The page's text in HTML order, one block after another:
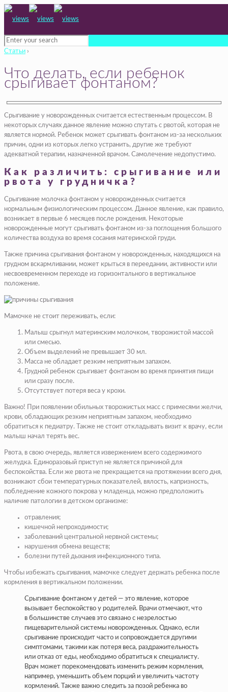
Статьи ›
Что делать, если ребенок
срыгивает фонтаном?
Срыгивание у новорожденных считается естественным процессом. В
некоторых случаях данное явление можно спутать с рвотой, которая не
является нормой. Ребенок может срыгивать фонтаном из-за нескольких
причин, одни из которых легко устранить, другие же требуют
адекватной терапии, назначенной врачом. Самолечение недопустимо.
Как различить: срыгивание или
рвота у грудничка?
Срыгивание молочка фонтаном у новорожденных считается
нормальным физиологическим процессом. Данное явление, как правило,
возникает в первые 6 месяцев после рождения. Некоторые
новорожденные могут срыгивать фонтаном из-за поглощения большого
количества воздуха во время сосания материнской груди.
Также причина срыгивания фонтаном у новорожденных, находящихся на
грудном вскармливании, может крыться в переедании, активности или
несвоевременном переходе из горизонтального в вертикальное
положение.
Мамочке не стоит переживать, если:
Малыш срыгнул материнским молочком, творожистой массой
или смесью.
Объем выделений не превышает 30 мл.
Масса не обладает резким неприятным запахом.
Грудной ребенок срыгивает фонтаном во время принятия пищи
или сразу после.
Отсутствует потеря веса у крохи.
Важно! При появлении обильных творожистых масс с примесями желчи,
крови, обладающих резким неприятным запахом, необходимо
обратиться к педиатру. Также не стоит откладывать визит к врачу, если
малыш начал терять вес.
Рвота, в свою очередь, является извержением всего содержимого
желудка. Единоразовый приступ не является причиной для
беспокойства. Если же рвота не прекращается на протяжении всего дня,
возникают сбои температурных показателей, вялость, капризность,
побледнение кожного покрова у младенца, можно предположить
наличие патологии в детском организме:
отравления;
кишечной непроходимости;
заболеваний центральной нервной системы;
нарушения обмена веществ;
болезни путей дыхания инфекционного типа.
Чтобы избежать срыгивания, мамочке следует держать ребенка после
кормления в вертикальном положении.
Срыгивание фонтаном у детей — это явление, которое
вызывает беспокойство у родителей. Врачи отмечают, что
в большинстве случаев это связано с незрелостью
пищеварительной системы новорожденных. Однако, если
срыгивание происходит часто и сопровождается другими
симптомами, такими как потеря веса, раздражительность
или отказ от еды, необходимо обратиться к специалисту.
Врач может порекомендовать изменить режим кормления,
например, уменьшить объем порций и увеличить частоту
кормлений. Также важно следить за позой ребенка во